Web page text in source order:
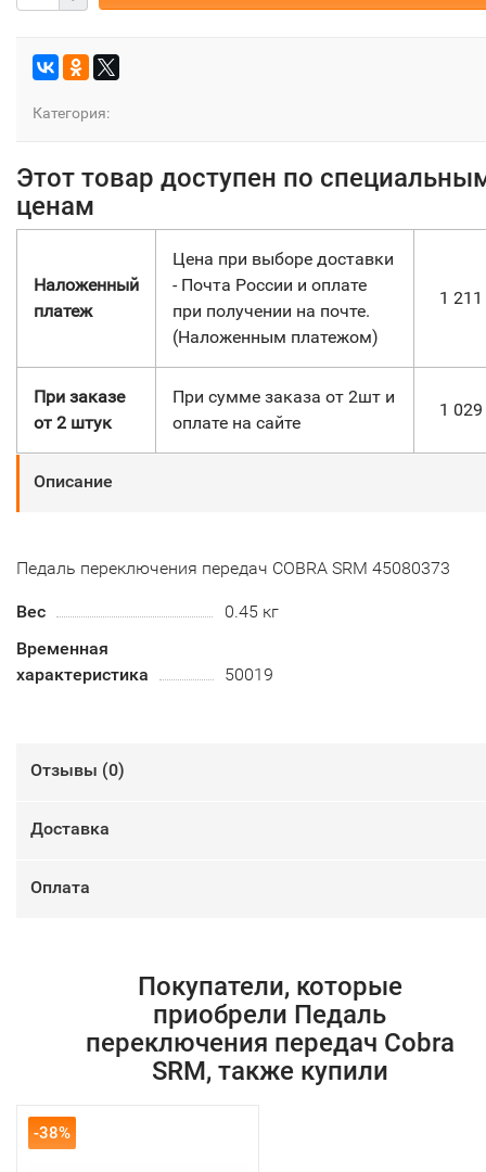
Категория:
Этот товар доступен по
ценам
Наложенный
платеж
Цена при выборе доставки
- Почта России и оплате
при получении на почте.
(Наложенным платежом)
1 211
При заказе
от 2 штук
При сумме заказа от 2шт и
оплате на сайте
1 029
Описание
Педаль переключения передач COBRA SRM 45080373
Вес
0.45 кг
Временная
характеристика
50019
Отзывы (0)
Доставка
Оплата
Покупатели, которые
приобрели Педаль
переключения передач Cobra
SRM, также купили
-38%